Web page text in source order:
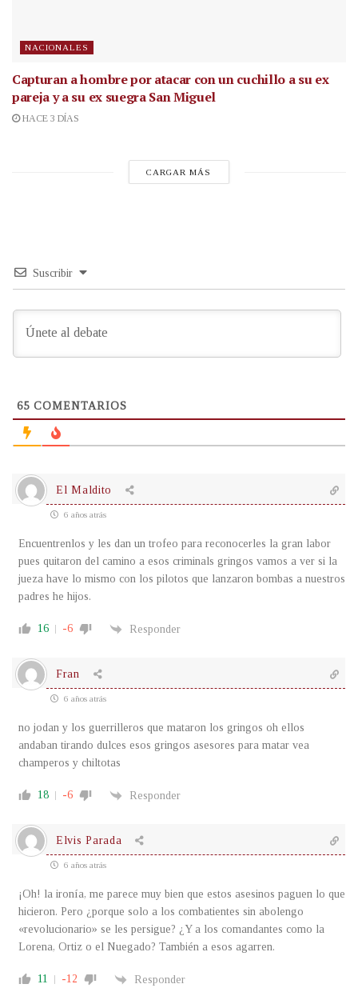
NACIONALES
Capturan a hombre por atacar con un cuchillo a su ex
pareja y a su ex suegra San Miguel
HACE 3 DÍAS
CARGAR MÁS
Suscribir
65 COMENTARIOS
El Maldito
6 años atrás
Encuentrenlos y les dan un trofeo para reconocerles la gran labor
pues quitaron del camino a esos criminals gringos vamos a ver si la
jueza have lo mismo con los pilotos que lanzaron bombas a nuestros
padres he hijos.
16 -6 Responder
Fran
6 años atrás
no jodan y los guerrilleros que mataron los gringos oh ellos
andaban tirando dulces esos gringos asesores para matar vea
champeros y chiltotas
18 -6 Responder
Elvis Parada
6 años atrás
¡Oh! la ironía, me parece muy bien que estos asesinos paguen lo que
hicieron. Pero ¿porque solo a los combatientes sin abolengo
«revolucionario» se les persigue? ¿Y a los comandantes como la
Lorena, Ortiz o el Nuegado? También a esos agarren.
11 -12 Responder